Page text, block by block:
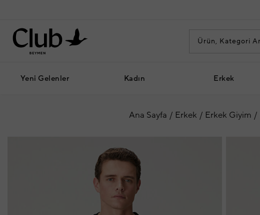
Yeni Gelenler Kadın Erkek
Ana Sayfa Erkek Erkek Giyim